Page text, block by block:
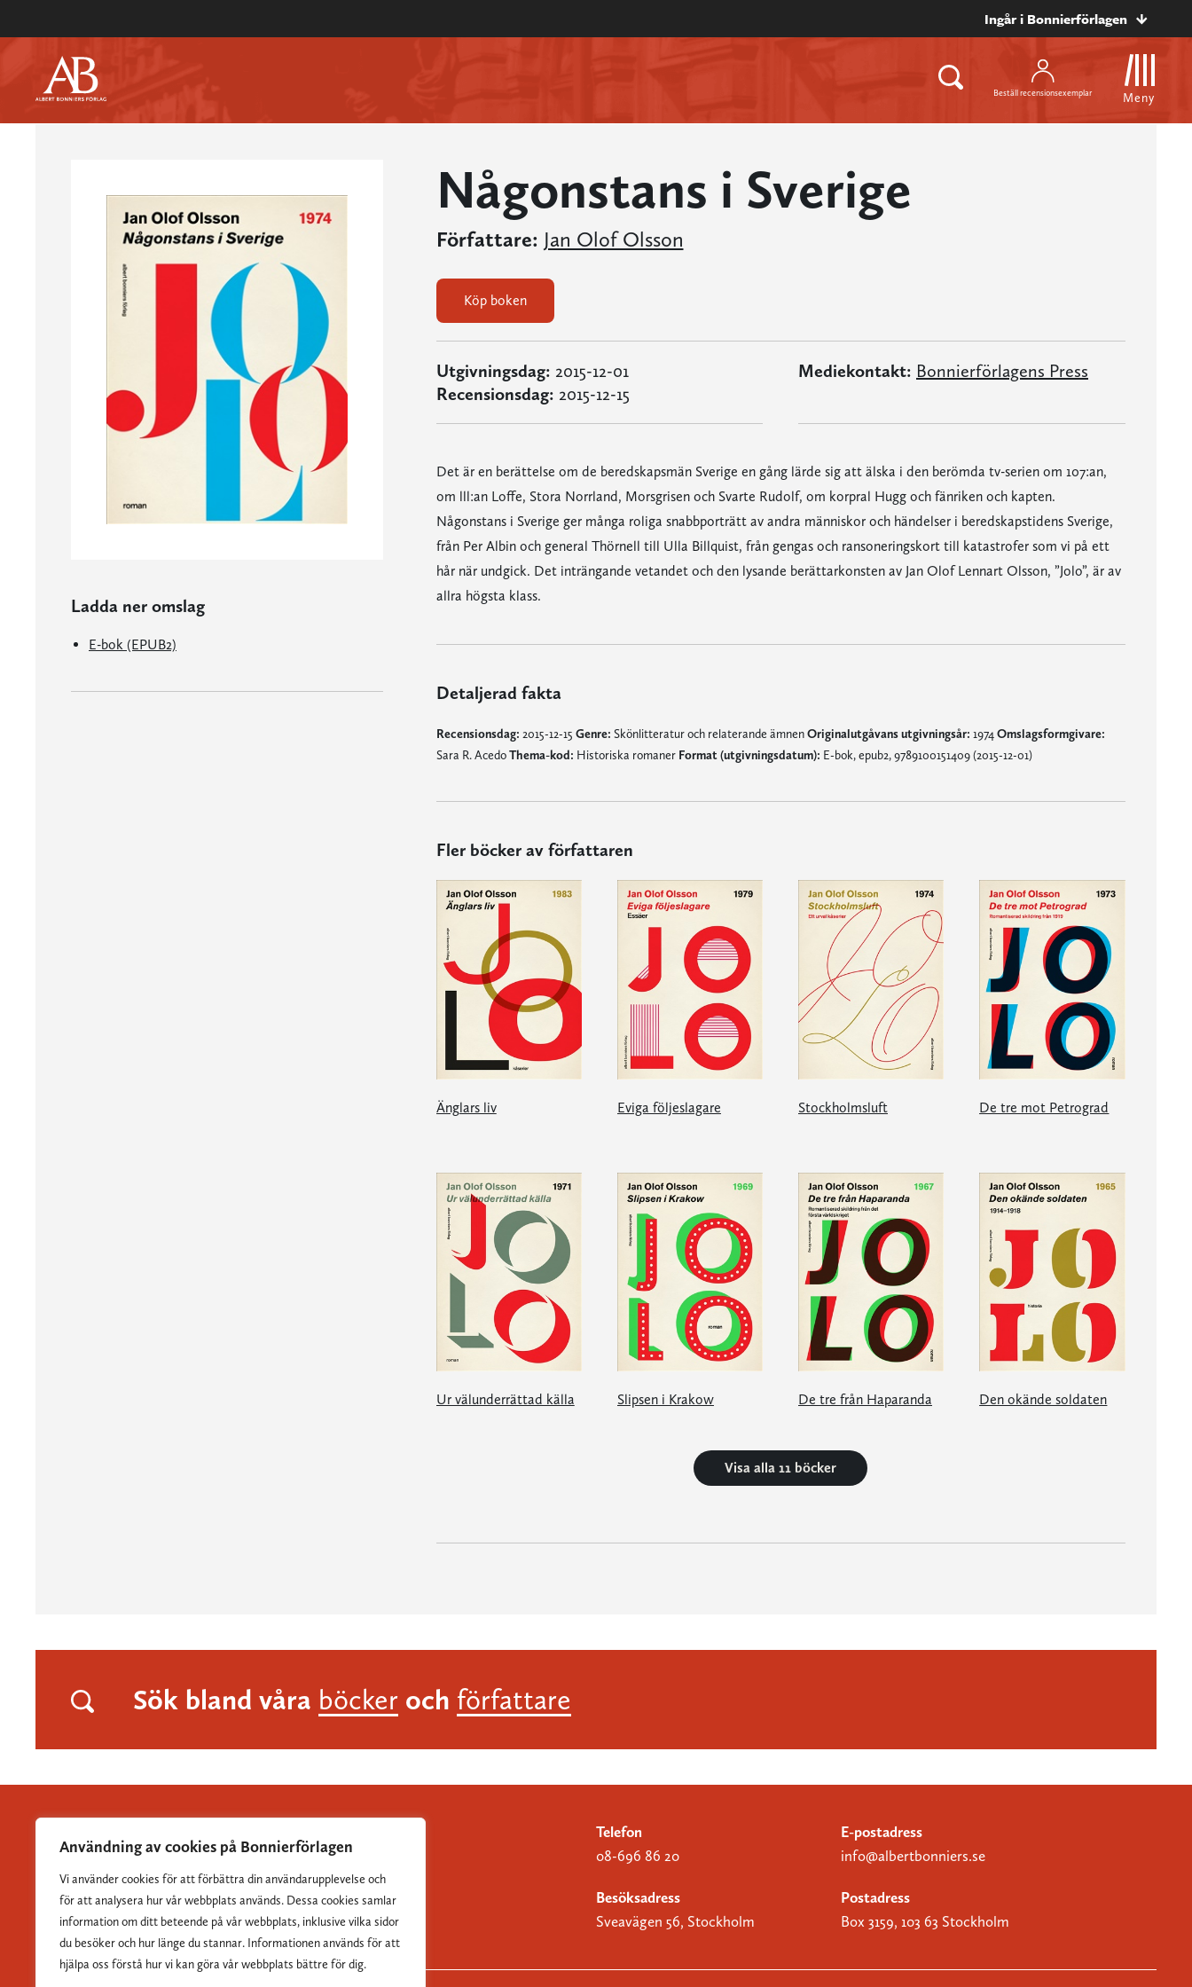
Användning av cookies på Bonnierförlagen
Vi använder cookies för att förbättra din användarupplevelse och
för att analysera hur vår webbplats används. Dessa cookies samlar
information om ditt beteende på vår webbplats, inklusive vilka sidor
du besöker och hur länge du stannar. Informationen används för att
hjälpa oss förstå hur vi kan göra vår webbplats bättre för dig.
Ingår i Bonnierförlagen
Beställ recensionsexemplar Meny
Ladda ner omslag
E-bok (EPUB2)
Någonstans i Sverige
Författare: Jan Olof Olsson
Köp boken
Utgivningsdag: 2015-12-01
Recensionsdag: 2015-12-15
Mediekontakt: Bonnierförlagens Press
Det är en berättelse om de beredskapsmän Sverige en gång lärde sig att älska i den berömda tv-serien om 107:an,
om lll:an Loffe, Stora Norrland, Morsgrisen och Svarte Rudolf, om korpral Hugg och fänriken och kapten.
Någonstans i Sverige ger många roliga snabbporträtt av andra människor och händelser i beredskapstidens Sverige,
från Per Albin och general Thörnell till Ulla Billquist, från gengas och ransoneringskort till katastrofer som vi på ett
hår när undgick. Det inträngande vetandet och den lysande berättarkonsten av Jan Olof Lennart Olsson, ”Jolo”, är av
allra högsta klass.
Detaljerad fakta
Recensionsdag: 2015-12-15 Genre: Skönlitteratur och relaterande ämnenOriginalutgåvans utgivningsår: 1974 Omslagsformgivare:
Sara R. AcedoThema-kod: Historiska romaner Format (utgivningsdatum): E-bok, epub2, 9789100151409 (2015-12-01)
Fler böcker av författaren
Änglars liv Eviga följeslagare Stockholmsluft De tre mot Petrograd
Ur välunderrättad källa Slipsen i Krakow De tre från Haparanda Den okände soldaten
Visa alla 11 böcker
Sök bland våra böcker och författare
Albert Bonniers Förlag grundades 1837 och är Sveriges
största skönlitterära förlag.
Telefon
08-696 86 20
E-postadress
info@albertbonniers.se
Besöksadress
Sveavägen 56, Stockholm
Postadress
Box 3159, 103 63 Stockholm